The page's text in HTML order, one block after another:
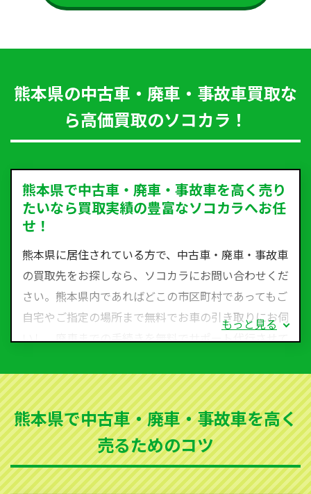
熊本県の中古車・廃車・事故車買取な
ら高価買取のソコカラ！
熊本県で中古車・廃車・事故車を高く売り
たいなら買取実績の豊富なソコカラへお任
せ！
熊本県に居住されている方で、中古車・廃車・事故車
の買取先をお探しなら、ソコカラにお問い合わせくだ
さい。熊本県内であればどこの市区町村であってもご
自宅やご指定の場所まで無料でお車の引き取りにお伺
いし、廃車までの手続きを無料でサポート代行させて
など動かない車、水害車、不動車、乗らなくなってし
まった車、車検が切れて動かすことができない車でも
買取可能です。
ソコカラは世界１１０か国に独自の販売ネットワーク
を持ち、国内に自社物流網、自社ヤードをもっている
ため、中間マージンがかかりません。だから高価買取
もっと見る
熊本県で中古車・廃車・事故車を高く
売るためのコツ